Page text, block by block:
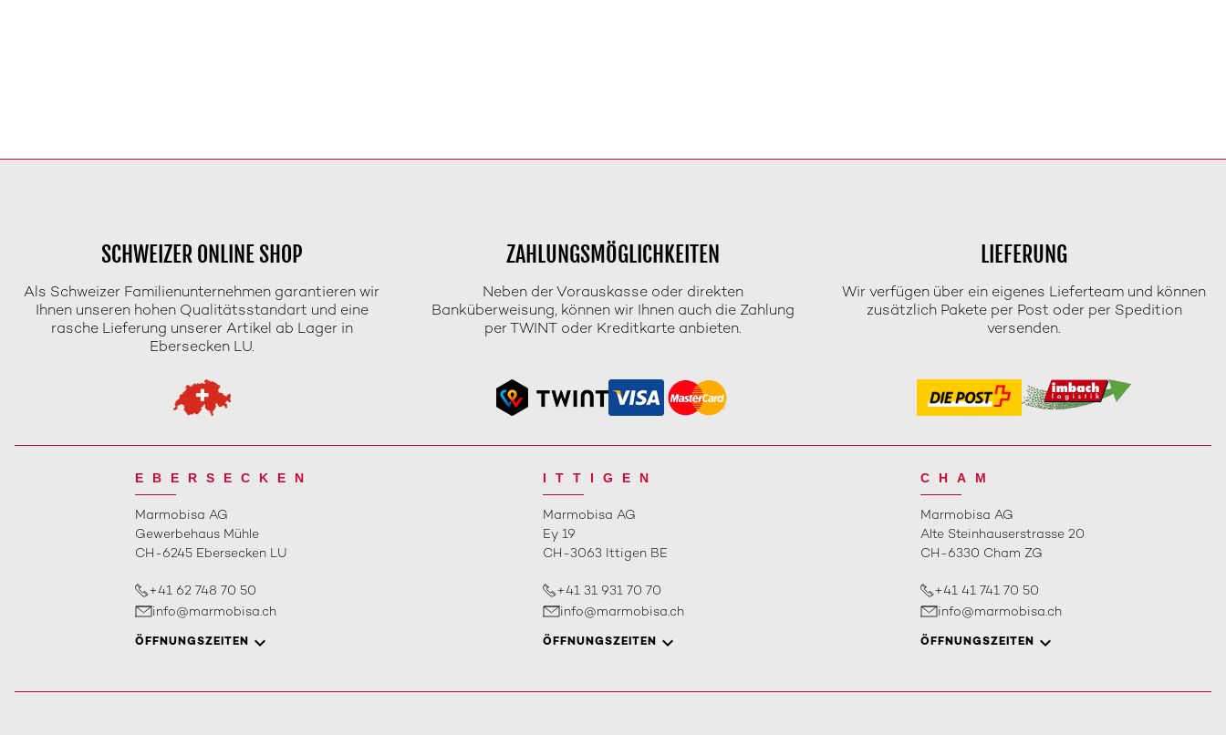
SCHWEIZER ONLINE SHOP
Als Schweizer Familienunternehmen garantieren wir
Ihnen unseren hohen Qualitätsstandart und eine
rasche Lieferung unserer Artikel ab Lager in
Ebersecken LU.
ZAHLUNGSMÖGLICHKEITEN
Neben der Vorauskasse oder direkten
Banküberweisung, können wir Ihnen auch die Zahlung
per TWINT oder Kreditkarte anbieten.
LIEFERUNG
Wir verfügen über ein eigenes Lieferteam und können
zusätzlich Pakete per Post oder per Spedition
versenden.
EBERSECKEN
Marmobisa AG
Gewerbehaus Mühle
CH-6245 Ebersecken LU
+41 62 748 70 50
info@marmobisa.ch
ÖFFNUNGSZEITEN
ITTIGEN
Marmobisa AG
Ey 19
CH-3063 Ittigen BE
+41 31 931 70 70
info@marmobisa.ch
ÖFFNUNGSZEITEN
CHAM
Marmobisa AG
Alte Steinhauserstrasse 20
CH-6330 Cham ZG
+41 41 741 70 50
info@marmobisa.ch
ÖFFNUNGSZEITEN